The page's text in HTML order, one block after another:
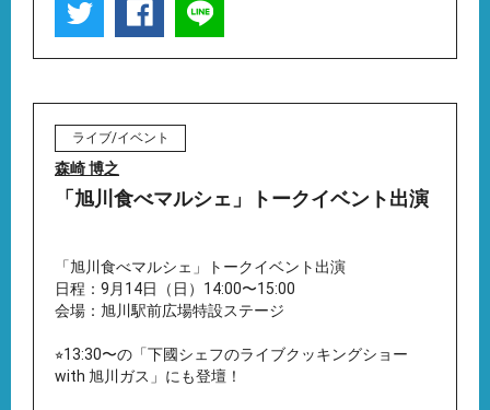
ライブ/イベント
森崎 博之
「旭川食べマルシェ」トークイベント出演
「旭川食べマルシェ」トークイベント出演
日程：9月14日（日）14:00〜15:00
会場：旭川駅前広場特設ステージ
⭐︎13:30〜の「下國シェフのライブクッキングショー
with 旭川ガス」にも登壇！